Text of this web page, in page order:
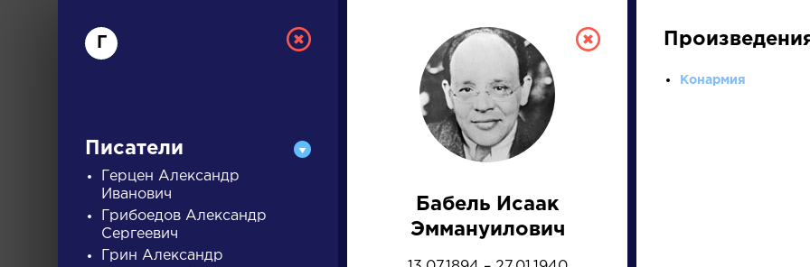
РУССКАЯ
Г
Писатели
Герцен Александр
Иванович
Грибоедов Александр
Сергеевич
Грин Александр
Бабель Исаак
Эммануилович
Конармия